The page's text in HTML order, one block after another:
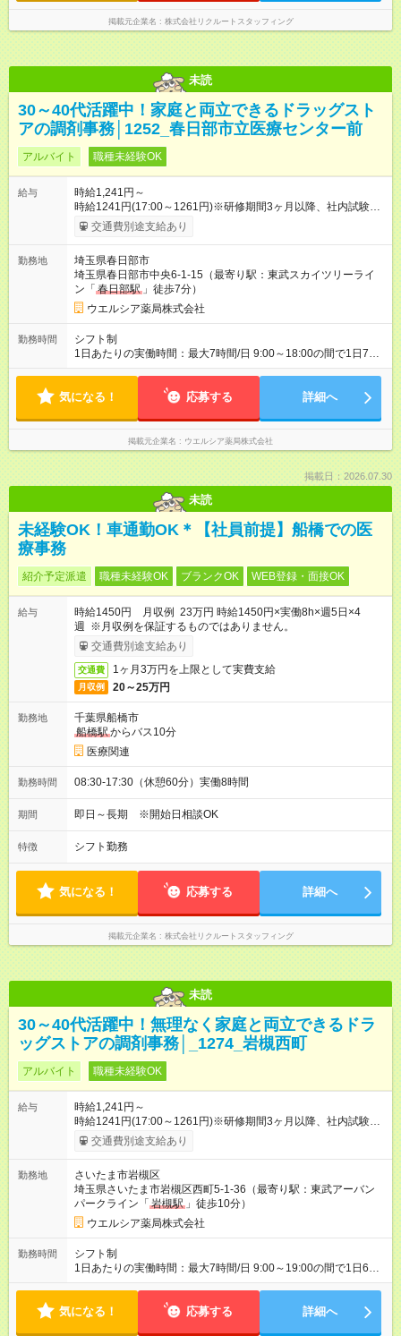
掲載元企業名 株式会社リクルートスタッフィング
未読
30～40代活躍中！家庭と両立できるドラッグスト
アの調剤事務│1252_春日部市立医療センター前
アルバイト 職種未経験OK
給与
時給1,241円～
時給1241円(17:00～1261円)※研修期間3ヶ月以降、社内試験に
よる更新判定あり 社内試験合格後、時給＋50～100円の昇給あ
り （大学生は＋20円） 試用期間あり：入社日から3ヶ月間／本
間の長さ：3ヶ月 雇用形態、給与は本採用時と同じです。
交通費別途支給あり
勤務地
埼玉県春日部市
埼玉県春日部市中央6-1-15（最寄り駅：東武スカイツリーライ
ン「 春日部駅 」徒歩7分）
ウエルシア薬局株式会社
勤務時間
シフト制
1日あたりの実働時間：最大7時間/日 9:00～18:00の間で1日7時
間の勤務 ☆週3～5日の勤務 ※勤務曜日応相談 ☆未経験・無資格
気になる！ 応募する 詳細へ
掲載元企業名 ウエルシア薬局株式会社
掲載日：2026.07.30
未読
未経験OK！車通勤OK＊【社員前提】船橋での医
療事務
紹介予定派遣 職種未経験OK ブランクOK WEB登録・面接OK
給与
時給1450円 月収例 23万円 時給1450円×実働8h×週5日×4
週 ※月収例を保証するものではありません。
交通費別途支給あり
交通費 1ヶ月3万円を上限として実費支給
月収例 20～25万円
勤務地
千葉県船橋市
船橋駅からバス10分
医療関連
勤務時間 08:30-17:30（休憩60分）実働8時間
期間 即日～長期 ※開始日相談OK
特徴 シフト勤務
気になる！ 応募する 詳細へ
掲載元企業名 株式会社リクルートスタッフィング
未読
30～40代活躍中！無理なく家庭と両立できるドラ
ッグストアの調剤事務│_1274_岩槻西町
アルバイト 職種未経験OK
給与
時給1,241円～
時給1241円(17:00～1261円)※研修期間3ヶ月以降、社内試験に
よる更新判定あり 社内試験合格後、時給＋50～100円の昇給あ
り （大学生は＋20円） 試用期間あり：入社日から3ヶ月間／本
間の長さ：3ヶ月 雇用形態、給与は本採用時と同じです。
交通費別途支給あり
勤務地
さいたま市岩槻区
埼玉県さいたま市岩槻区西町5-1-36（最寄り駅：東武アーバン
パークライン「 岩槻駅 」徒歩10分）
ウエルシア薬局株式会社
勤務時間
シフト制
1日あたりの実働時間：最大7時間/日 9:00～19:00の間で1日6時
間～応相談 ☆週3日～応相談 ※勤務曜日応相談 ☆未経験・無資
気になる！ 応募する 詳細へ